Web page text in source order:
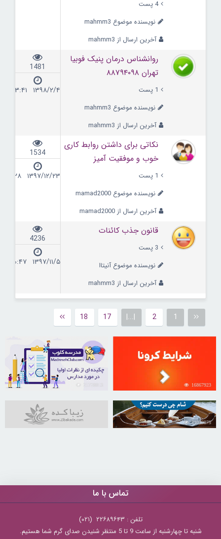
4 پست
نویسنده موضوع mahmm3
آخرین ارسال از mahmm3
روانشناس درمان پنیک فوبیا
تهران ۸۸۷۹۴۰۹۸
1 پست
نویسنده موضوع mahmm3
آخرین ارسال از mahmm3
1481
۱۳۹۸/۲/۴ ۲۳:۴۱
نکاتی برای داشتن روابط کاری
خوب و موفقیت آمیز
1 پست
نویسنده موضوع mamad2000
آخرین ارسال از mamad2000
1534
۱۳۹۷/۱۲/۲۳ ۱۹:۲۸
قانون جذب کائنات
3 پست
نویسنده موضوع آنیتاا
آخرین ارسال از mahmm3
4236
۱۳۹۷/۱۱/۵ ۰۰:۴۷
1
2
|...|
17
18
16867923
31039875
تماس با ما
تلفن : ۲۲۶۸۹۶۴۳ (۰۲۱)
شنبه تا چهارشنبه از ساعت 9 تا 5 منتظر شنیدن صدای گرم شما هستیم.